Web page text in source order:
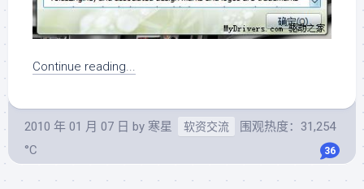
Continue reading...
2010 年 01 月 07 日 by 寒星 软资交流
围观热度：31,254
°C
36